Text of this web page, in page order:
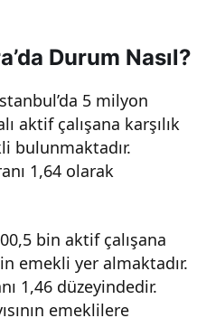
Durum Nasıl?
5 milyon
aktif çalışana karşılık
bulunmaktadır.
1,64 olarak
bin aktif çalışana
emekli yer almaktadır.
1,46 düzeyindedir.
emeklilere